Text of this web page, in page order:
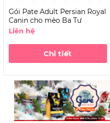
Gói Pate Adult Persian Royal
Canin cho mèo Ba Tư
Liên hệ
Chi tiết